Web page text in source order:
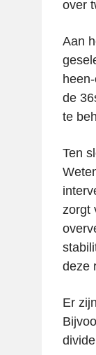
over
Aan
de
te
Ten
zorgt
deze
Er